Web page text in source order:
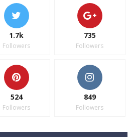
1.7k
Followers
735
Followers
524
Followers
849
Followers